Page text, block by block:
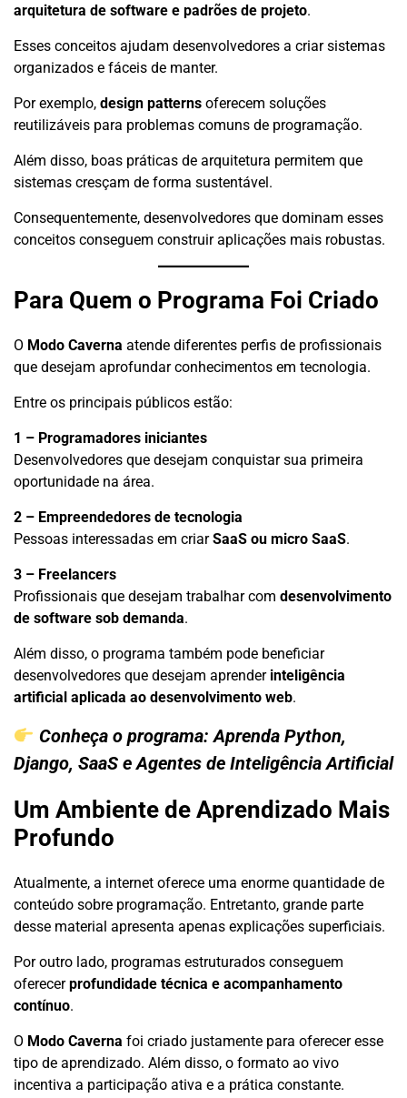
arquitetura de software e padrões de projeto.
Esses conceitos ajudam desenvolvedores a criar sistemas
organizados e fáceis de manter.
Por exemplo, design patterns oferecem soluções
reutilizáveis para problemas comuns de programação.
Além disso, boas práticas de arquitetura permitem que
sistemas cresçam de forma sustentável.
Consequentemente, desenvolvedores que dominam esses
conceitos conseguem construir aplicações mais robustas.
Para Quem o Programa Foi Criado
O Modo Caverna atende diferentes perfis de profissionais
que desejam aprofundar conhecimentos em tecnologia.
Entre os principais públicos estão:
1 – Programadores iniciantes
Desenvolvedores que desejam conquistar sua primeira
oportunidade na área.
2 – Empreendedores de tecnologia
Pessoas interessadas em criarSaaS ou micro SaaS.
3 – Freelancers
Profissionais que desejam trabalhar com desenvolvimento
de software sob demanda.
Além disso, o programa também pode beneficiar
desenvolvedores que desejam aprender inteligência
artificial aplicada ao desenvolvimento web.
Conheça o programa:Aprenda Python,
Django, SaaS e Agentes de Inteligência Artificial
Um Ambiente de Aprendizado Mais
Profundo
Atualmente, a internet oferece uma enorme quantidade de
conteúdo sobre programação. Entretanto, grande parte
desse material apresenta apenas explicações superficiais.
Por outro lado, programas estruturados conseguem
oferecerprofundidade técnica e acompanhamento
contínuo.
O Modo Caverna foi criado justamente para oferecer esse
tipo de aprendizado. Além disso, o formato ao vivo
incentiva a participação ativa e a prática constante.